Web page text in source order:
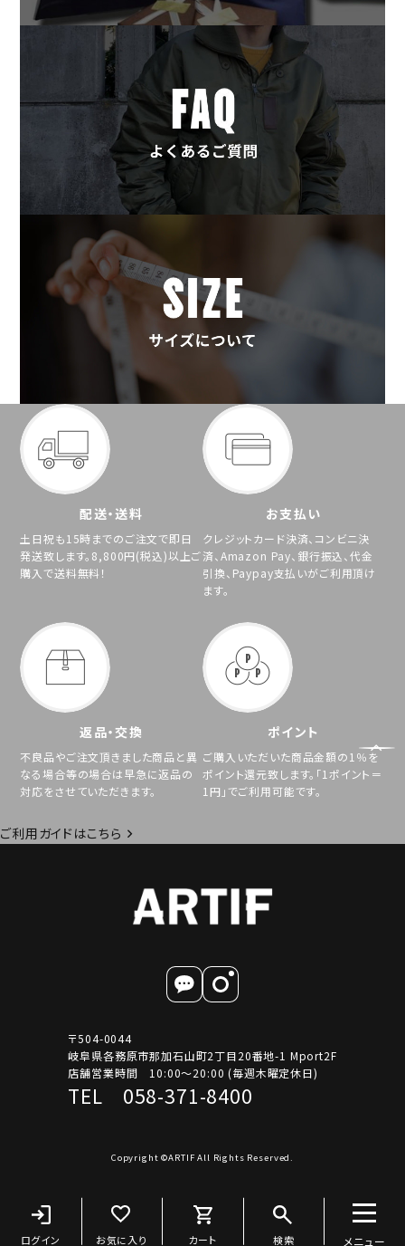
配送・送料
土日祝も15時までのご注文で即日
発送致します。8,800円(税込)以上ご
購入で送料無料！
お支払い
クレジットカード決済、コンビニ決
済、Amazon Pay、銀行振込、代金
引換、Paypay支払いがご利用頂け
ます。
返品・交換
不良品やご注文頂きました商品と異
なる場合等の場合は早急に返品の
対応をさせていただきます。
ポイント
ご購入いただいた商品金額の1％を
ポイント還元致します。「1ポイント＝
1円」でご利用可能です。
ご利用ガイドはこちら
〒504-0044
岐阜県各務原市那加石山町2丁目20番地-1 Mport2F
店舗営業時間 10:00～20:00 (毎週木曜定休日)
TEL 058-371-8400
Copyright ©ARTIF All Rights Reserved.